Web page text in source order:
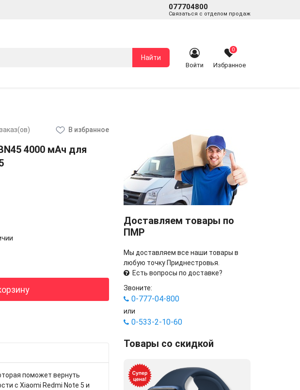
077704800
Связаться с отделом продаж
Найти
Войти
0
Избранное
В избранное
4000 мАч для
поможет вернуть
с Xiaomi Redmi Note 5 и
Доставляем товары по
ПМР
Мы доставляем все наши товары в
любую точку Приднестровья.
Есть вопросы по доставке?
Звоните:
0-777-04-800
или
0-533-2-10-60
Товары со скидкой